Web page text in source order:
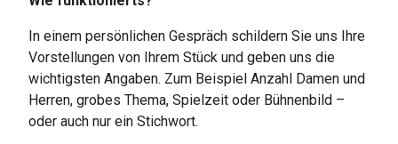
In einem persönlichen Gespräch schildern Sie uns Ihre
Vorstellungen von Ihrem Stück und geben uns die
wichtigsten Angaben. Zum Beispiel Anzahl Damen und
Herren, grobes Thema, Spielzeit oder Bühnenbild –
oder auch nur ein Stichwort.